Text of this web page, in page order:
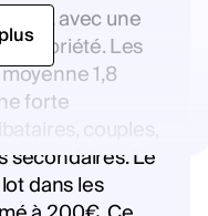
avec une
Les
1,8
forte
couples,
secondaires. Le
dans les